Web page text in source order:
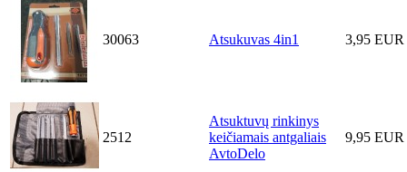
30063 Atsukuvas 4in1 3,95 EUR
2512
Atsuktuvų rinkinys
keičiamais antgaliais
AvtoDelo
9,95 EUR